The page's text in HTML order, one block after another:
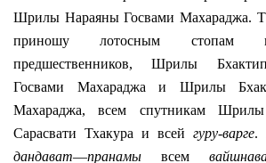
Шрилы Нараяны Госвами Махараджа.
приношу лотосным стопам
предшественников, Шрилы
Госвами Махараджа и Шрилы
Махараджа, всем спутникам Шрилы
Сарасвати Тхакура и всей гуру-варге.
дандават—пранамы всем